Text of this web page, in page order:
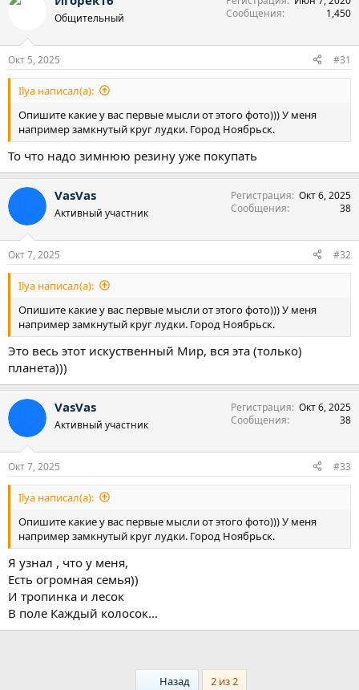
Общительный
Сообщения
1,450
Окт 5, 2025 #31
Ilya написал(а):
Опишите какие у вас первые мысли от этого фото))) У меня
например замкнутый круг лудки. Город Ноябрьск.
То что надо зимнюю резину уже покупать
VasVas
Активный участник
Регистрация Окт 6, 2025
Сообщения
38
Окт 7, 2025 #32
Ilya написал(а):
Опишите какие у вас первые мысли от этого фото))) У меня
например замкнутый круг лудки. Город Ноябрьск.
Это весь этот искуственный Мир, вся эта (только)
планета)))
VasVas
Активный участник
Регистрация Окт 6, 2025
Сообщения
38
Окт 7, 2025 #33
Ilya написал(а):
Опишите какие у вас первые мысли от этого фото))) У меня
например замкнутый круг лудки. Город Ноябрьск.
Я узнал , что у меня,
Есть огромная семья))
И тропинка и лесок
В поле Каждый колосок...
Назад 2 из 2